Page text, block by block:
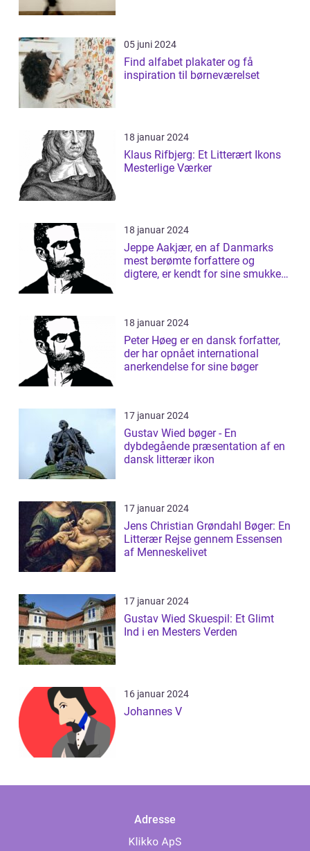
05 juni 2024
Find alfabet plakater og få
inspiration til børneværelset
18 januar 2024
Klaus Rifbjerg: Et Litterært Ikons
Mesterlige Værker
18 januar 2024
Jeppe Aakjær, en af Danmarks
mest berømte forfattere og
digtere, er kendt for sine smukke
18 januar 2024
Peter Høeg er en dansk forfatter,
der har opnået international
anerkendelse for sine bøger
17 januar 2024
Gustav Wied bøger - En
dybdegående præsentation af en
dansk litterær ikon
17 januar 2024
Jens Christian Grøndahl Bøger: En
Litterær Rejse gennem Essensen
af Menneskelivet
17 januar 2024
Gustav Wied Skuespil: Et Glimt
Ind i en Mesters Verden
16 januar 2024
Johannes V
Adresse